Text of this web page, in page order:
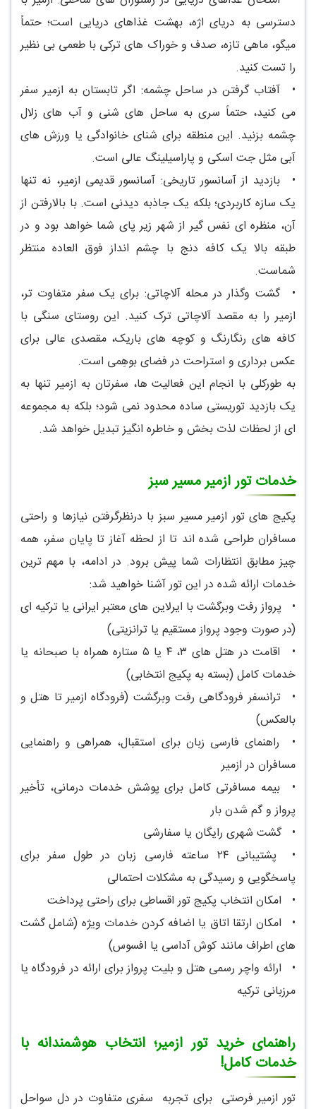
دسترسی به دریای اژه، بهشت غذاهای دریایی است؛ حتماً
میگو، ماهی تازه، صدف و خوراک های ترکی با طعمی بی نظیر
را تست کنید.
•
آفتاب گرفتن در ساحل چشمه: اگر تابستان به ازمیر سفر
می کنید، حتماً سری به ساحل های شنی و آب های زلال
چشمه بزنید. این منطقه برای شنای خانوادگی یا ورزش های
آبی مثل جت اسکی و پاراسیلینگ عالی است.
•
بازدید از آسانسور تاریخی: آسانسور قدیمی ازمیر، نه تنها
یک سازه کاربردی؛ بلکه یک جاذبه دیدنی است. با بالارفتن از
آن، منظره ای نفس گیر از شهر زیر پای شما خواهد بود و در
طبقه بالا یک کافه دنج با چشم انداز فوق العاده منتظر
شماست.
•
گشت وگذار در محله آلاچاتی: برای یک سفر متفاوت تر،
ازمیر را به مقصد آلاچاتی ترک کنید. این روستای سنگی با
کافه های رنگارنگ و کوچه های باریک، مقصدی عالی برای
عکس برداری و استراحت در فضای بوهِمی است.
به طورکلی با انجام این فعالیت ها، سفرتان به ازمیر تنها به
یک بازدید توریستی ساده محدود نمی شود؛ بلکه به مجموعه
ای از لحظات لذت بخش و خاطره انگیز تبدیل خواهد شد.
خدمات تور ازمیر مسیر سبز
پکیج های تور ازمیر مسیر سبز با درنظرگرفتن نیازها و راحتی
مسافران طراحی شده اند تا از لحظه آغاز تا پایان سفر، همه
چیز مطابق انتظارات شما پیش برود. در ادامه، با مهم ترین
خدمات ارائه شده در این تور آشنا خواهید شد:
•
پرواز رفت وبرگشت با ایرلاین های معتبر ایرانی یا ترکیه ای
(در صورت وجود پرواز مستقیم یا ترانزیتی)
•
اقامت در هتل های ۳، ۴ یا ۵ ستاره همراه با صبحانه یا
خدمات کامل (بسته به پکیج انتخابی)
•
ترانسفر فرودگاهی رفت وبرگشت (فرودگاه ازمیر تا هتل و
بالعکس)
•
راهنمای فارسی زبان برای استقبال، همراهی و راهنمایی
مسافران در ازمیر
•
بیمه مسافرتی کامل برای پوشش خدمات درمانی، تأخیر
پرواز و گم شدن بار
• گشت شهری رایگان یا سفارشی
•
پشتیبانی ۲۴ ساعته فارسی زبان در طول سفر برای
پاسخگویی و رسیدگی به مشکلات احتمالی
•
امکان انتخاب پکیج تور اقساطی برای راحتی پرداخت
•
امکان ارتقا اتاق یا اضافه کردن خدمات ویژه (شامل گشت
های اطراف مانند کوش آداسی یا افسوس)
•
ارائه واچر رسمی هتل و بلیت پرواز برای ارائه در فرودگاه یا
مرزبانی ترکیه
راهنمای خرید تور ازمیر؛ انتخاب هوشمندانه با
خدمات کامل!
تور ازمیر فرصتی برای تجربه سفری متفاوت در دل سواحل